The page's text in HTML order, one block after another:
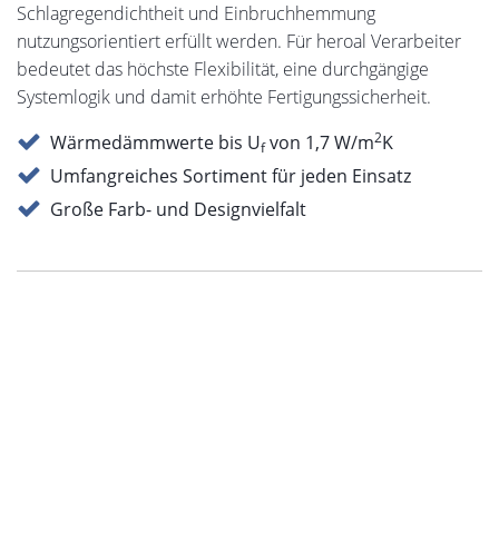
Schlagregendichtheit und Einbruchhemmung
nutzungsorientiert erfüllt werden. Für heroal Verarbeiter
bedeutet das höchste Flexibilität, eine durchgängige
Systemlogik und damit erhöhte Fertigungssicherheit.
Wärmedämmwerte bis Ufvon 1,7 W/m2K
Umfangreiches Sortiment für jeden Einsatz
Große Farb- und Designvielfalt